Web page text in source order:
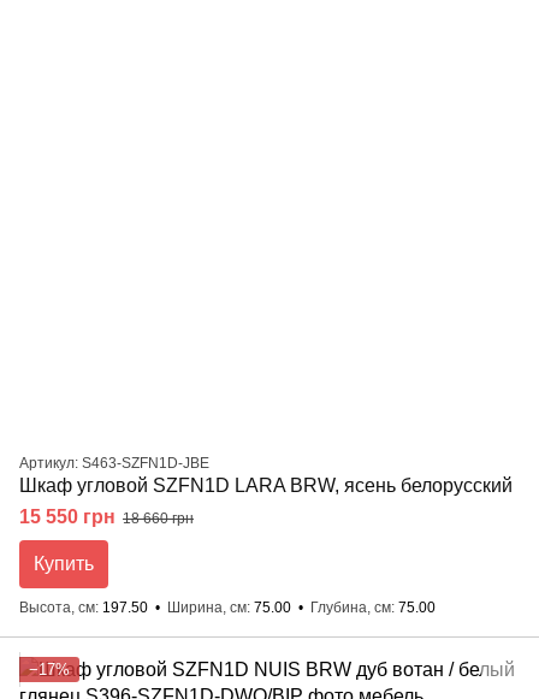
Артикул: S463-SZFN1D-JBE
Шкаф угловой SZFN1D LARA BRW, ясень белорусский
15 550 грн 18 660 грн
Купить
Высота, см 197.50 Ширина, см 75.00 Глубина, см 75.00
−17%